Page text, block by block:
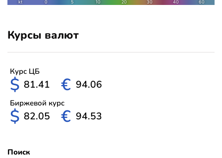
Курсы валют
Курс ЦБ
$ 81.41 € 94.06
Биржевой курс
$ 82.05 € 94.53
Поиск